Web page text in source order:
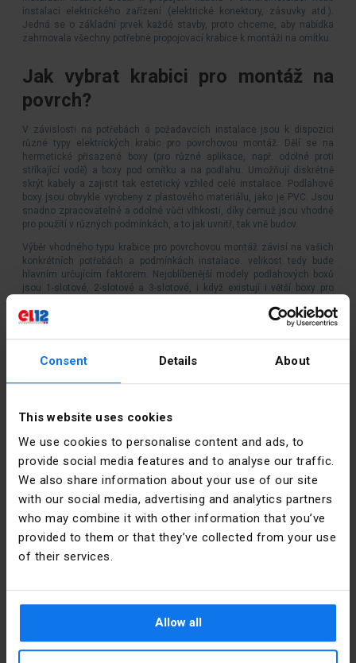
Consent Details About
This website uses cookies
We use cookies to personalise content and ads, to
provide social media features and to analyse our traffic.
We also share information about your use of our site
with our social media, advertising and analytics partners
who may combine it with other information that you’ve
provided to them or that they’ve collected from your use
of their services.
Allow all
instalaci elektrického zařízení (elektrické konektory, zásuvky atd.).
Jedná se o základní prvek každé stavby, proto chceme, aby nabídka
zahrnovala všechny potřebné propojovací krabice k montáži na omítku.
Jak vybrat krabici pro montáž na
povrch?
V závislosti na potřebách a požadavcích instalace jsou k dispozici
různé typy elektrických krabic pro povrchovou montáž. Dělí se na
hermetické přisazené boxy (pro různé aplikace, např. odolné proti
stříkající vodě) a boxy pod omítku a na podlahu. Umožňují diskrétně
skrýt kabely a zajistit tak estetický vzhled celé instalace. Podlahové
boxy jsou obvykle vyrobeny z plastového materiálu, jako je PVC. Jsou
snadno zpracovatelné a odolné vůči vlhkosti, díky čemuž jsou vhodné
pro použití v různých podmínkách, a to jak uvnitř, tak vně budov.
Výběr vhodného typu krabice pro povrchovou montáž závisí na vašich
konkrétních potřebách a podmínkách instalace. velikost tedy bude
hlavním určujícím faktorem. Nejoblíbenější modely podlahových boxů
jsou 1-slotové, 2-slotové a 3-slotové, i když existují i větší boxy pro
elektrickou ochranu. použití vysoce kvalitních izolačních materiálů,
správné připojení kabelů a dodržování bezpečnostních předpisů jsou
zásadní!
Instalace vzduchotěsných
rozdíl od zapuštěných krabic nevyžadují frézování ani řezání otvorů do
stěny. Pomocí vrtačky a vhodného vrtáku vyvrtejte otvory podle
označení upevňovacích bodů, poté umístěte krabici na plánované
místo a připevněte ji. Dalším krokem je připojení příslušných
elektrických kabelů do zásuvek nebo konektorů v hermetickém boxu.
Ujistěte se, že jsou všechna připojení dobře zajištěna!
V naší nabídce najdete různé přisazené boxy, které se hodí k mnoha
řešením na stavbě. Dodatečně si můžete vybrat přisazené boxy v
vhodných instalačních řešení.